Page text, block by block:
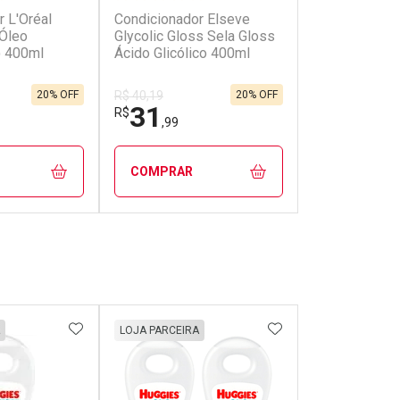
L'Oréal
400ml
20% OFF
Condicionador Elseve
Glycolic Gloss Sela Gloss
Ácido Glicólico 400ml
R$ 40,19
R$31 ,99
20% OFF
COMPRAR
ADICIONAR AOS FAVORITOS
LOJA PARCEIRA ADICIONAR AOS